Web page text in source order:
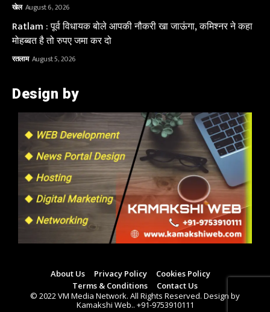
खेल August 6, 2026
Ratlam : पूर्व विधायक बोले आपकी नौकरी खा जाऊंगा, कमिश्नर ने कहा
मोहब्बत है तो रुपए जमा कर दो
रतलाम August 5, 2026
Design by
About Us Privacy Policy
Cookies Policy
Terms & Conditions
Contact Us
© 2022 VM Media Network. All Rights Reserved. Design by
Kamakshi Web.. +91-9753910111